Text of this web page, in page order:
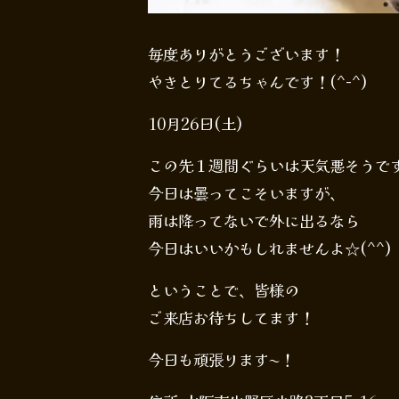
毎度ありがとうございます！
やきとりてるちゃんです！(^-^)
10月26日(土)
この先１週間ぐらいは天気悪そう
今日は曇ってこそいますが、
雨は降ってないで外に出るなら
今日はいいかもしれませんよ☆(^^)
ということで、皆様の
ご来店お待ちしてます！
今日も頑張ります〜！